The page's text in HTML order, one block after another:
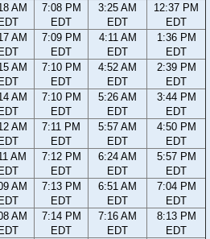
AM
EDT
7:08 PM
EDT
3:25 AM
EDT
12:37 PM
EDT
AM
EDT
7:09 PM
EDT
4:11 AM
EDT
1:36 PM
EDT
AM
EDT
7:10 PM
EDT
4:52 AM
EDT
2:39 PM
EDT
AM
EDT
7:10 PM
EDT
5:26 AM
EDT
3:44 PM
EDT
AM
EDT
7:11 PM
EDT
5:57 AM
EDT
4:50 PM
EDT
AM
EDT
7:12 PM
EDT
6:24 AM
EDT
5:57 PM
EDT
AM
EDT
7:13 PM
EDT
6:51 AM
EDT
7:04 PM
EDT
AM
EDT
7:14 PM
EDT
7:16 AM
EDT
8:13 PM
EDT